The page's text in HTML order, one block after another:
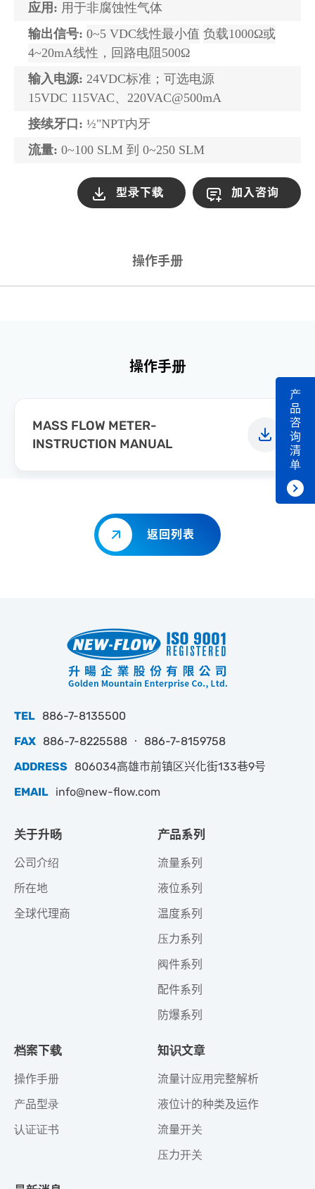
应用 : 用于非腐蚀性气体
输出信号:0~5 VDC线性最小值 负载1000Ω或
4~20mA线性，回路电阻 500Ω
输入电源:24VDC标准；可选电源
15VDC 115VAC、220VAC@500mA
接续牙口 :½"NPT内牙
流量:0~100 SLM到0~250 SLM
型录下载 加入咨询
操作手册
操作手册
MASS FLOW METER-
INSTRUCTION MANUAL
返回列表
产
品
咨
询
清
单
TEL 886-7-8135500
FAX 886-7-8225588 ‧ 886-7-8159758
ADDRESS
806034高雄市前镇区兴化街133巷9号
EMAIL info@new-flow.com
关于升旸
公司介绍
所在地
全球代理商
产品系列
流量系列
液位系列
温度系列
压力系列
阀件系列
配件系列
防爆系列
档案下载
操作手册
产品型录
认证证书
知识文章
流量计应用完整解析
液位计的种类及运作
流量开关
压力开关